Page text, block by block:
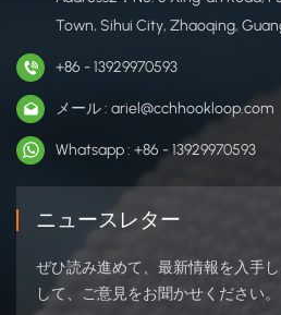
Town, Sihui City, Zhaoqing,
+86 - 13929970593
メール : ariel@cchhookloop.com
Whatsapp : +86 - 13929970593
ニュースレター
ぜひ読み進めて、最新情報を入手
して、ご意見をお聞かせください。